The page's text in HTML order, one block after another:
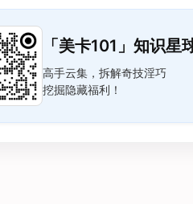
「美卡101」知识星
高手云集，拆解奇技淫巧
挖掘隐藏福利！